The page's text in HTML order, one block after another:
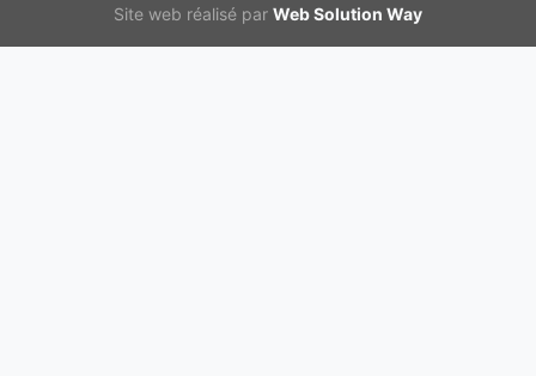
Site web réalisé par Web Solution Way